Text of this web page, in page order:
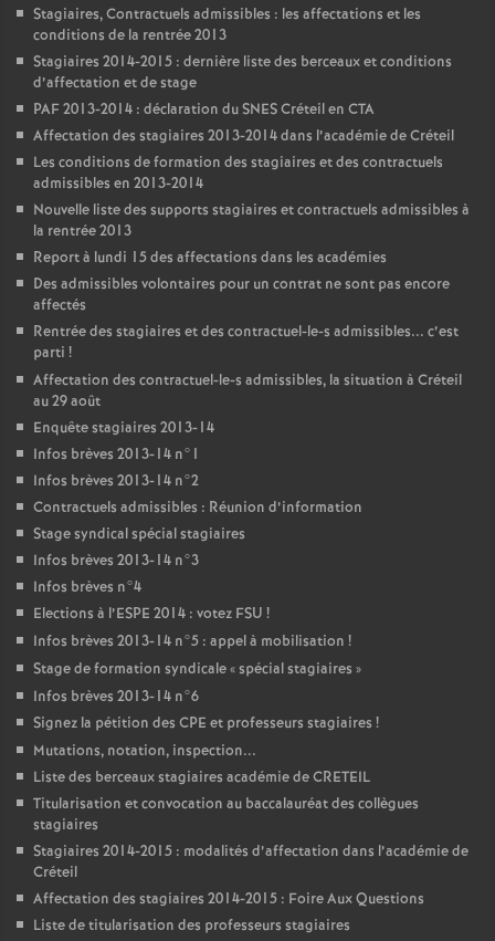
Stagiaires, Contractuels admissibles : les affectations et les
conditions de la rentrée 2013
Stagiaires 2014-2015 : dernière liste des berceaux et conditions
d’affectation et de stage
PAF2013-2014 : déclaration duSNESCréteil en CTA
Affectation des stagiaires 2013-2014 dans l’académie de Créteil
Les conditions de formation des stagiaires et des contractuels
admissibles en 2013-2014
Nouvelle liste des supports stagiaires et contractuels admissibles à
la rentrée 2013
Report à lundi 15 des affectations dans les académies
Des admissibles volontaires pour un contrat ne sont pas encore
affectés
Rentrée des stagiaires et des contractuel-le-s admissibles... c’est
parti !
Affectation des contractuel-le-s admissibles, la situation à Créteil
au 29 août
Enquête stagiaires 2013-14
Infos brèves 2013-14 n°1
Infos brèves 2013-14 n°2
Contractuels admissibles : Réunion d’information
Stage syndical spécial stagiaires
Infos brèves 2013-14 n°3
Infos brèves n°4
Elections à l’ESPE 2014 : votez FSU !
Infos brèves 2013-14 n°5 : appel à mobilisation !
Stage de formation syndicale «spécial stagiaires »
Infos brèves 2013-14 n°6
Signez la pétition des CPE et professeurs stagiaires !
Mutations, notation, inspection...
Liste des berceaux stagiaires académie deCRETEIL
Titularisation et convocation au baccalauréat des collègues
stagiaires
Stagiaires 2014-2015 : modalités d’affectation dans l’académie de
Créteil
Affectation des stagiaires 2014-2015 : Foire Aux Questions
Liste de titularisation des professeurs stagiaires